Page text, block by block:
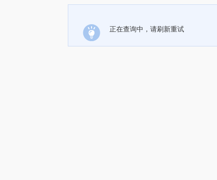
正在查询中，请刷新重试